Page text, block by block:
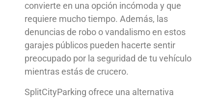
convierte en una opción incómoda y que
requiere mucho tiempo. Además, las
denuncias de robo o vandalismo en estos
garajes públicos pueden hacerte sentir
preocupado por la seguridad de tu vehículo
mientras estás de crucero.
SplitCityParking ofrece una alternativa